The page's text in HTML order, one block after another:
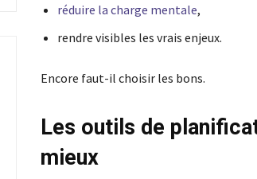
réduire la charge mentale,
rendre visibles les vrais enjeux.
Encore faut-il choisir les bons.
Les outils de
mieux